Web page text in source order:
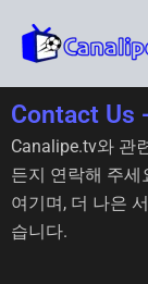
로
건
너
뛰
기
Contact Us
Canalipe.tv와 관
든지 연락해 주세
여기며, 더 나은
습니다.